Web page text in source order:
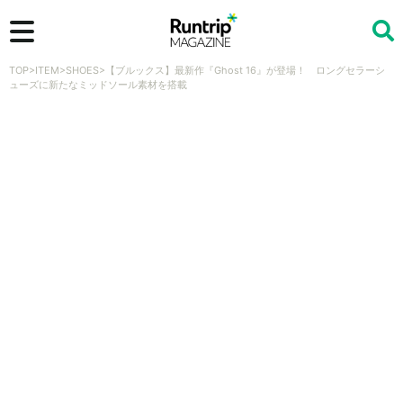
検索
TOP>ITEM>SHOES> 【ブルックス】最新作『Ghost 16』が登場！ ロングセラーシ
ューズに新たなミッドソール素材を搭載